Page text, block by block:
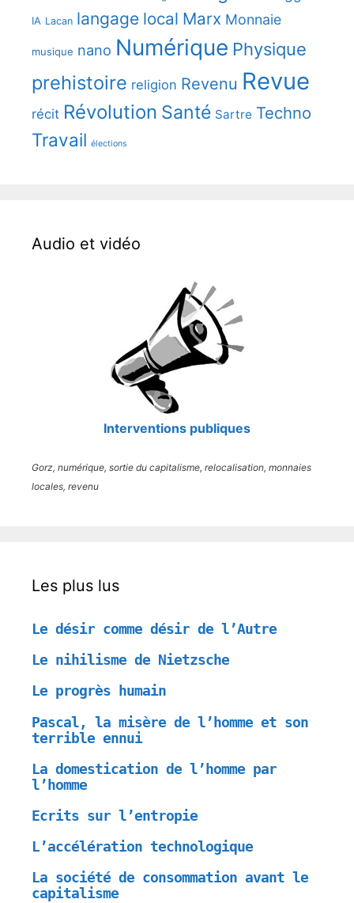
IA Lacan langage local Marx Monnaie
musique nano Numérique Physique
prehistoire religion Revenu Revue
récit Révolution Santé Sartre Techno
Travail élections
Audio et vidéo
Interventions publiques
Gorz, numérique, sortie du capitalisme, relocalisation, monnaies
locales, revenu
Les plus lus
Le désir comme désir de l’Autre
Le nihilisme de Nietzsche
Le progrès humain
Pascal, la misère de l’homme et son
terrible ennui
La domestication de l’homme par
l’homme
Ecrits sur l’entropie
L’accélération technologique
La société de consommation avant le
capitalisme